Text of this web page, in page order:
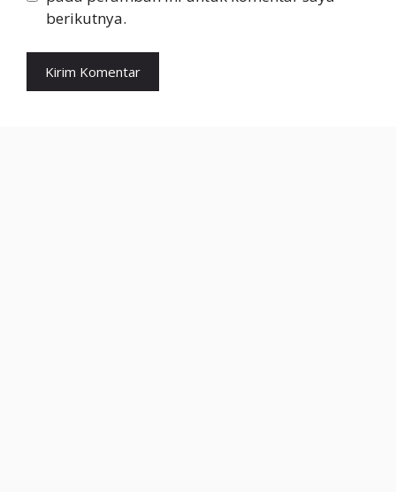
berikutnya.